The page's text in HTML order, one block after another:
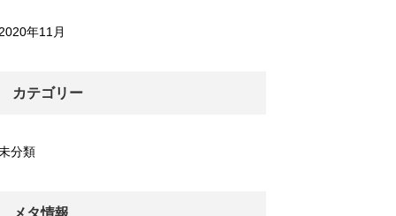
2020年11月
カテゴリー
分類
メタ情報